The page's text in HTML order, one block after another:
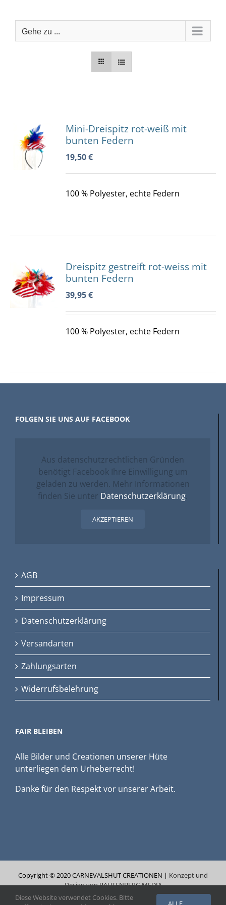
Inhalt
springenGehe zu ...
Mini-Dreispitz rot-weiß mit
bunten Federn
19,50€
100 % Polyester, echte Federn
Dreispitz gestreift rot-weiss mit
bunten Federn
39,95€
100 % Polyester, echte Federn
FOLGEN SIE UNS AUF FACEBOOK
Aus datenschutzrechtlichen Gründen
benötigt Facebook Ihre Einwilligung um
geladen zu werden. Mehr Informationen
finden Sie unter Datenschutzerklärung.
AKZEPTIEREN
AGB
Impressum
Datenschutzerklärung
Versandarten
Zahlungsarten
Widerrufsbelehrung
FAIR BLEIBEN
Alle Bilder und Creationen unserer Hüte
unterliegen dem Urheberrecht!
Danke für den Respekt vor unserer Arbeit.
Copyright © 2020 CARNEVALSHUT CREATIONEN | Konzept und
Design von RAUTENBERG MEDIA
Diese Website verwendet Cookies. Bitte